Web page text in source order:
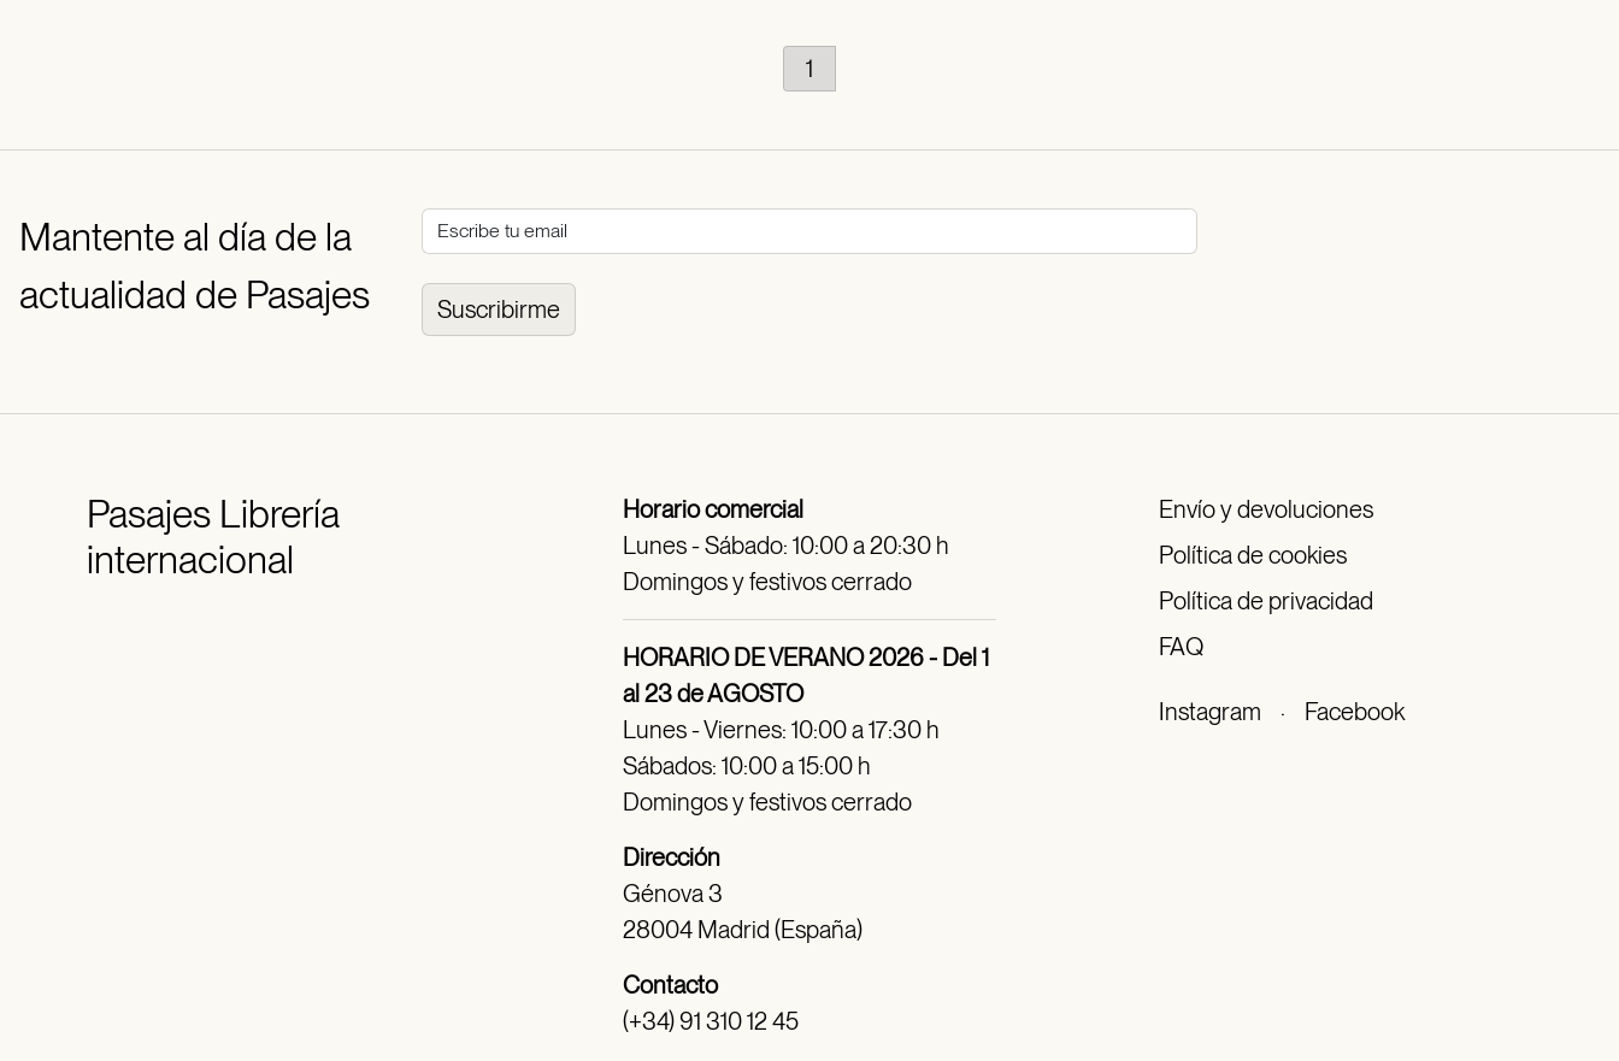
1
Mantente al día de la
actualidad de Pasajes
Suscribirme
PasajesLibrería
internacional
Horario comercial
Lunes - Sábado: 10:00 a 20:30 h
Domingos y festivos cerrado
HORARIO DE VERANO 2026 - Del 1
al 23 de AGOSTO
Lunes - Viernes: 10:00 a 17:30 h
Sábados: 10:00 a 15:00 h
Domingos y festivos cerrado
Dirección
Génova 3
28004 Madrid (España)
Contacto
(+34) 91 310 12 45
Envío y devoluciones
Política de cookies
Política de privacidad
FAQ
Instagram · Facebook